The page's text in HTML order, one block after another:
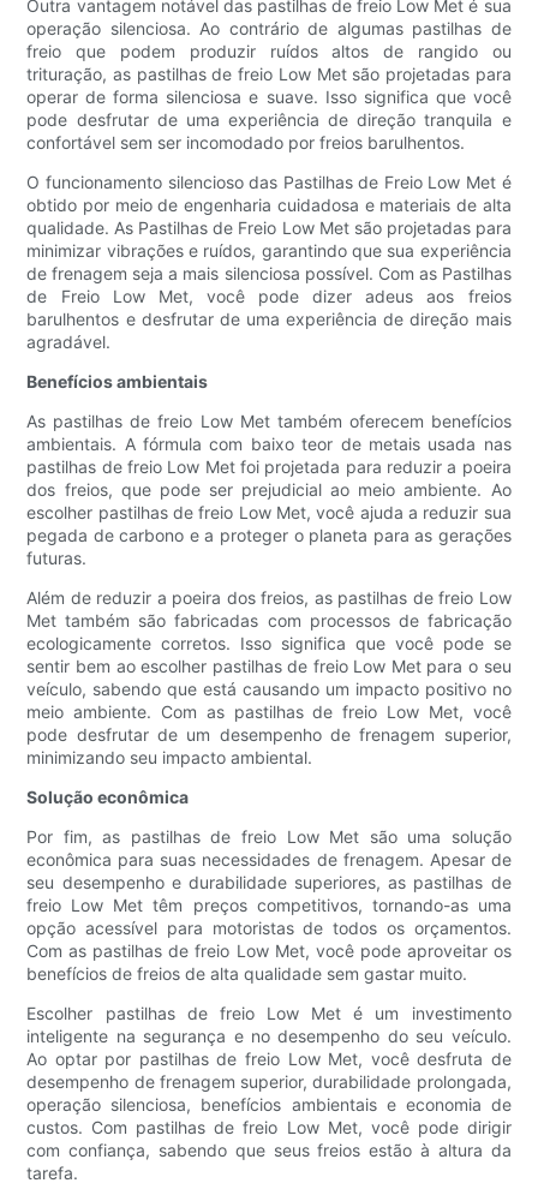
Outra vantagem notável das pastilhas de freio Low Met é sua
operação silenciosa. Ao contrário de algumas pastilhas de
freio que podem produzir ruídos altos de rangido ou
trituração, as pastilhas de freio Low Met são projetadas para
operar de forma silenciosa e suave. Isso significa que você
pode desfrutar de uma experiência de direção tranquila e
confortável sem ser incomodado por freios barulhentos.
O funcionamento silencioso das Pastilhas de Freio Low Met é
obtido por meio de engenharia cuidadosa e materiais de alta
qualidade. As Pastilhas de Freio Low Met são projetadas para
minimizar vibrações e ruídos, garantindo que sua experiência
de frenagem seja a mais silenciosa possível. Com as Pastilhas
de Freio Low Met, você pode dizer adeus aos freios
barulhentos e desfrutar de uma experiência de direção mais
agradável.
Benefícios ambientais
As pastilhas de freio Low Met também oferecem benefícios
ambientais. A fórmula com baixo teor de metais usada nas
pastilhas de freio Low Met foi projetada para reduzir a poeira
dos freios, que pode ser prejudicial ao meio ambiente. Ao
escolher pastilhas de freio Low Met, você ajuda a reduzir sua
pegada de carbono e a proteger o planeta para as gerações
futuras.
Além de reduzir a poeira dos freios, as pastilhas de freio Low
Met também são fabricadas com processos de fabricação
ecologicamente corretos. Isso significa que você pode se
sentir bem ao escolher pastilhas de freio Low Met para o seu
veículo, sabendo que está causando um impacto positivo no
meio ambiente. Com as pastilhas de freio Low Met, você
pode desfrutar de um desempenho de frenagem superior,
minimizando seu impacto ambiental.
Solução econômica
Por fim, as pastilhas de freio Low Met são uma solução
econômica para suas necessidades de frenagem. Apesar de
seu desempenho e durabilidade superiores, as pastilhas de
freio Low Met têm preços competitivos, tornando-as uma
opção acessível para motoristas de todos os orçamentos.
Com as pastilhas de freio Low Met, você pode aproveitar os
benefícios de freios de alta qualidade sem gastar muito.
Escolher pastilhas de freio Low Met é um investimento
inteligente na segurança e no desempenho do seu veículo.
Ao optar por pastilhas de freio Low Met, você desfruta de
desempenho de frenagem superior, durabilidade prolongada,
operação silenciosa, benefícios ambientais e economia de
custos. Com pastilhas de freio Low Met, você pode dirigir
com confiança, sabendo que seus freios estão à altura da
tarefa.